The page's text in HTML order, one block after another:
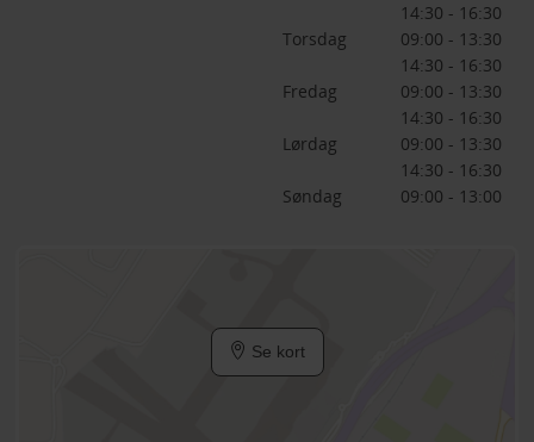
14:30 - 16:30
Torsdag
09:00 - 13:30
14:30 - 16:30
Fredag
09:00 - 13:30
14:30 - 16:30
Lørdag
09:00 - 13:30
14:30 - 16:30
Søndag
09:00 - 13:00
Se kort